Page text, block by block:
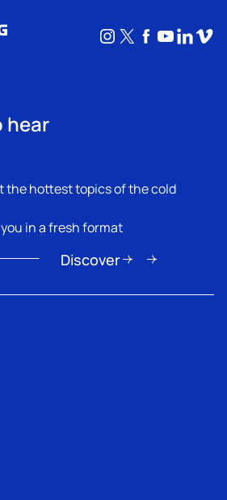
Instagram
X Facebook
hear
the hottest topics of the cold
in a fresh format
Discover